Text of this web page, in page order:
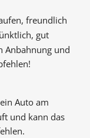
freundlich
gut
Anbahnung und
Auto am
und kann das